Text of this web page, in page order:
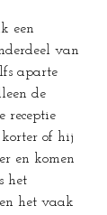
een
van
aparte
de
receptie
of hij
en komen
het
het vaak